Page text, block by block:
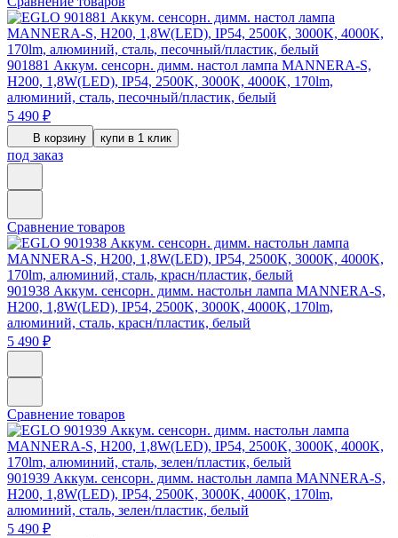
901881 Аккум. сенсорн. димм. настол лампа MANNERA-S,
H200, 1,8W(LED), IP54, 2500K, 3000K, 4000K, 170lm,
алюминий, сталь, песочный/пластик, белый
5 490 ₽
В корзину купи в 1 клик
под заказ
Сравнение товаров
901938 Аккум. сенсорн. димм. настольн лампа MANNERA-S,
H200, 1,8W(LED), IP54, 2500K, 3000K, 4000K, 170lm,
алюминий, сталь, красн/пластик, белый
5 490 ₽
Сравнение товаров
901939 Аккум. сенсорн. димм. настольн лампа MANNERA-S,
H200, 1,8W(LED), IP54, 2500K, 3000K, 4000K, 170lm,
алюминий, сталь, зелен/пластик, белый
5 490 ₽